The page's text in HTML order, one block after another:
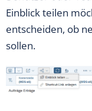
Einblick teilen
entscheiden, ob
sollen.